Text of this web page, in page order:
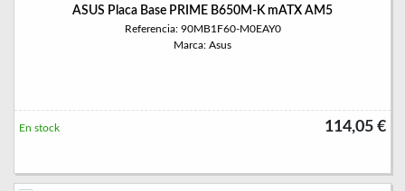
ASUS Placa Base PRIME B650M-K mATX AM5
Referencia: 90MB1F60-M0EAY0
Marca: Asus
114,05 €
En stock